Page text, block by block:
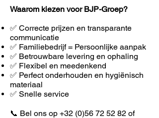
Waarom kiezen voor BJP-Groep?
✅ Correcte prijzen en transparante
communicatie
✅ Familiebedrijf = Persoonlijke aanpak
✅ Betrouwbare levering en ophaling
✅ Flexibel en meedenkend
✅ Perfect onderhouden en hygiënisch
materiaal
✅ Snelle service
📞 Bel ons op +32 (0)56 72 52 82 of